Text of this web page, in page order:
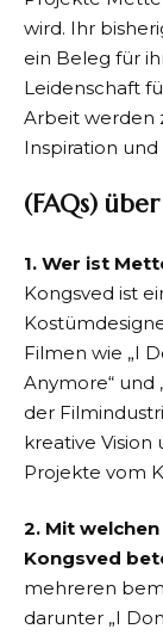
wird. Ihr
ein Beleg für
Leidenschaft
Arbeit werden
Inspiration
(FAQs)
1. Wer ist
Kongsved ist
Filmen wie „I
Anymore“ und
der
kreative Vision
Projekte vom
2. Mit
Kongsved
mehreren
darunter „I